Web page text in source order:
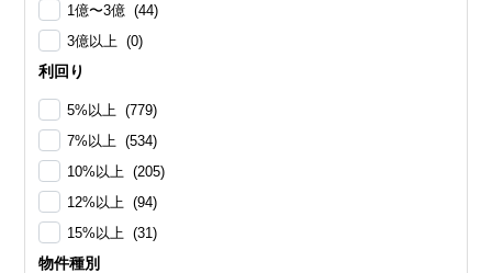
1億〜3億 (44)
3億以上 (0)
利回り
5%以上 (779)
7%以上 (534)
10%以上 (205)
12%以上 (94)
15%以上 (31)
物件種別